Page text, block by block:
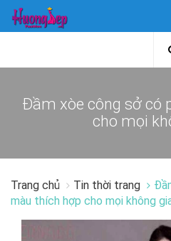
Đầm xòe công sở có phối màu thích hợp
cho mọi
Trang chủ Tin thời trang
màu thích hợp cho mọi không